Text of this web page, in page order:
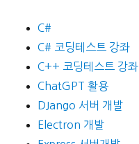
C#
C# 코딩테스트 강좌
C++ 코딩테스트 강좌
ChatGPT 활용
DJango 서버 개발
Electron 개발